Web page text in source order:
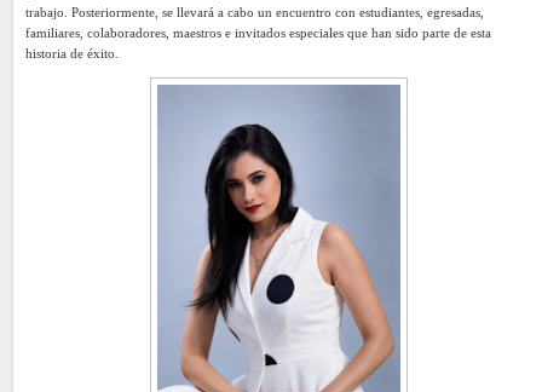
trabajo. Posteriormente, se llevará a cabo un encuentro con estudiantes, egresadas,
familiares, colaboradores, maestros e invitados especiales que han sido parte de esta
historia de éxito.